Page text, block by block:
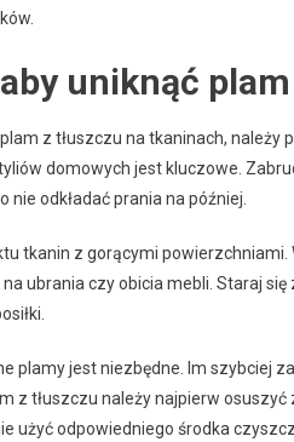
uniknąć
z tłuszczu na tkaninach, należy
domowych jest kluczowe.
odkładać prania na później.
tkanin z gorącymi
ubrania czy obicia mebli. Staraj
plamy jest niezbędne. Im szybciej
z tłuszczu należy najpierw
użyć odpowiedniego środka